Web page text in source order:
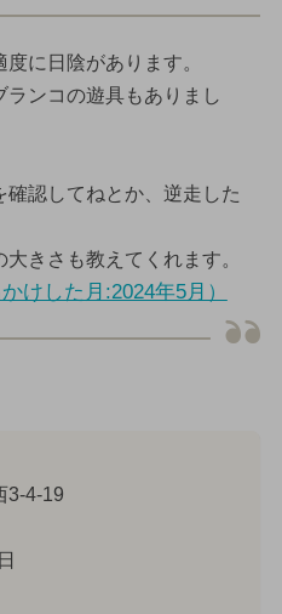
に日陰があります。
ランコの遊具もありまし
認してねとか、逆走した
きさも教えてくれます。
けした月:2024年5月）
3-4-19